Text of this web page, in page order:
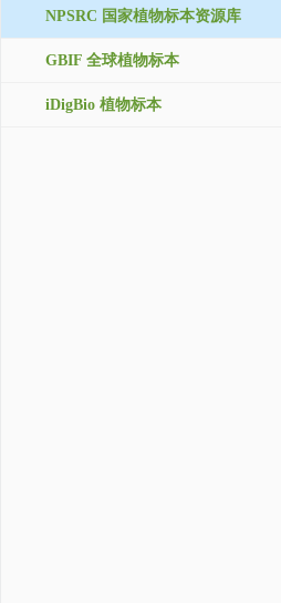
NPSRC 国家植物标本资源库
GBIF 全球植物标本
iDigBio 植物标本